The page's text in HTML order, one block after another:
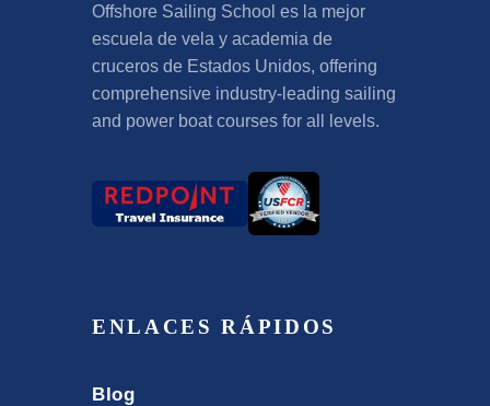
Offshore Sailing School es la mejor
escuela de vela y academia de
cruceros de Estados Unidos, offering
comprehensive industry-leading sailing
and power boat courses for all levels.
ENLACES RÁPIDOS
Blog